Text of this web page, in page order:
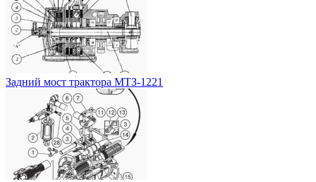
Задний мост трактора МТЗ-1221